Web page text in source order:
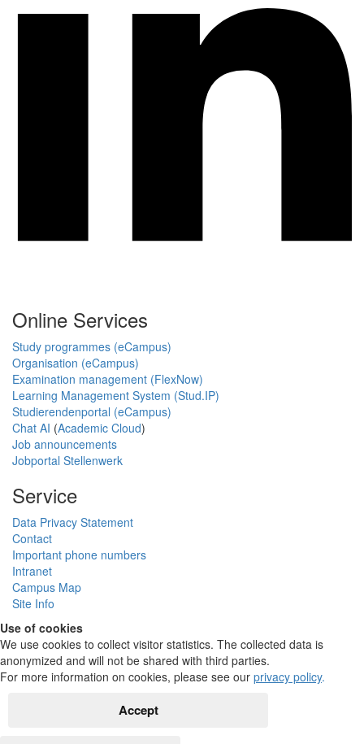
Online Services
Study programmes (eCampus)
Organisation (eCampus)
Examination management (FlexNow)
Learning Management System (Stud.IP)
Studierendenportal (eCampus)
Chat AI (Academic Cloud)
Job announcements
Jobportal Stellenwerk
Service
Data Privacy Statement
Contact
Important phone numbers
Intranet
Campus Map
Site Info
Use of cookies
We use cookies to collect visitor statistics. The collected data is
anonymized and will not be shared with third parties.
For more information on cookies, please see our privacy policy.
Accept